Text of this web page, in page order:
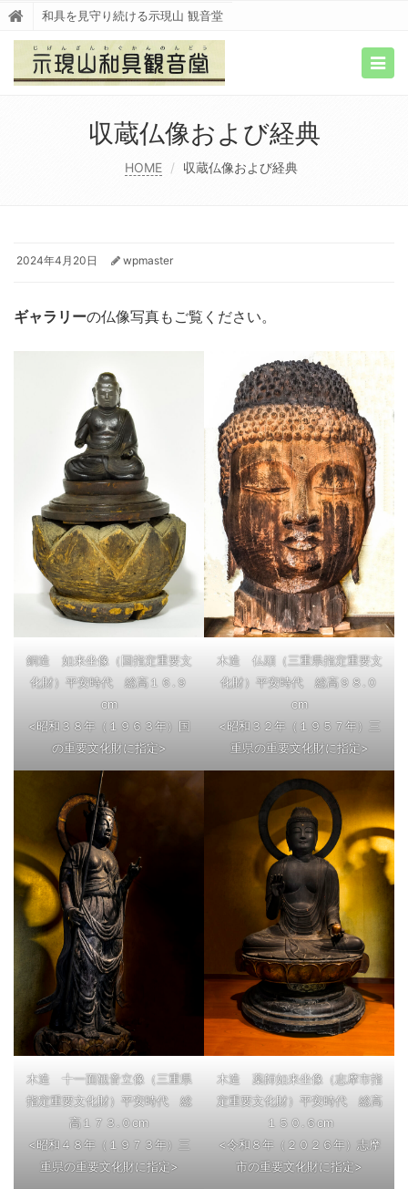
和具を見守り続ける示現山 観音堂
収蔵仏像および経典
HOME 収蔵仏像および経典
2024年4月20日 wpmaster
ギャラリーの仏像写真もご覧ください。
銅造 如来坐像（国指定重要文
化財）平安時代 総高１６.９
cm
<昭和３８年（１９６３年）国
の重要文化財に指定>
木造 仏頭（三重県指定重要文
化財）平安時代 総高９８.０
cm
<昭和３２年（１９５７年）三
重県の重要文化財に指定>
木造 十一面観音立像（三重県
指定重要文化財）平安時代 総
高１７３.０cm
<昭和４８年（１９７３年）三
重県の重要文化財に指定>
木造 薬師如来坐像（志摩市指
定重要文化財）平安時代 総高
１５０.６cm
<令和８年（２０２６年）志摩
市の重要文化財に指定>